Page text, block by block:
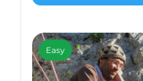
Easy